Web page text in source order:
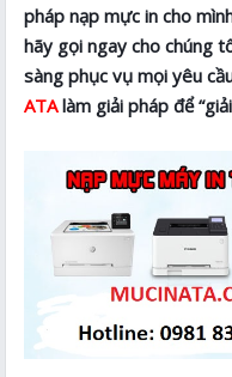
pháp nạp mực in cho
hãy gọi ngay cho chúng
sàng phục vụ mọi yêu
ATAlàm giải pháp để